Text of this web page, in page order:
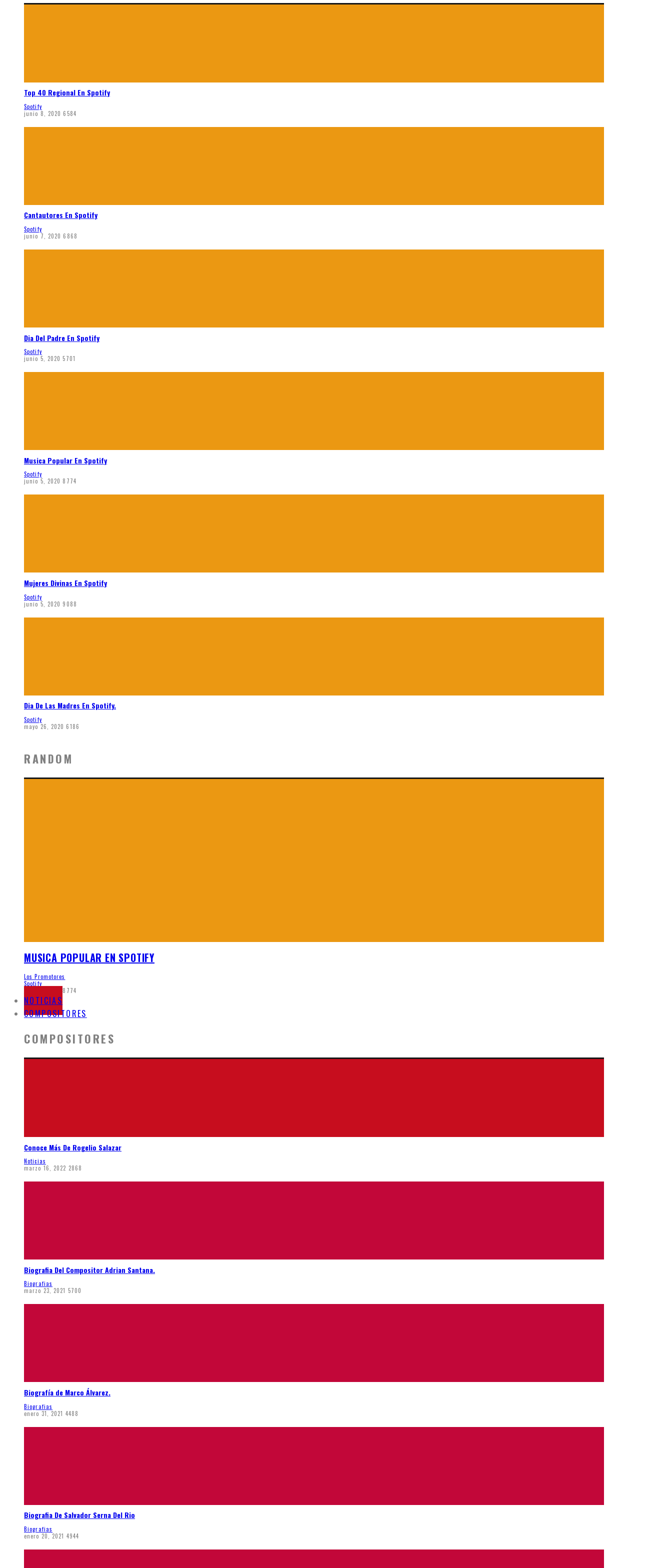
Top 40 Regional En Spotify
Spotify
junio 8, 2020 6584
Cantautores En Spotify
Spotify
junio 7, 2020 6868
Dia Del Padre En Spotify
Spotify
junio 5, 2020 5701
Musica Popular En Spotify
Spotify
junio 5, 2020 8774
Mujeres Divinas En Spotify
Spotify
junio 5, 2020 9088
Dia De Las Madres En Spotify.
Spotify
mayo 26, 2020 6186
RANDOM
MUSICA POPULAR EN SPOTIFY
Los Promotores
Spotify
8774
NOTICIAS
COMPOSITORES
COMPOSITORES
Conoce Más De Rogelio Salazar
Noticias
marzo 16, 2022 2868
Biografia Del Compositor Adrian Santana.
Biografias
marzo 23, 2021 5700
Biografía de Marco Álvarez.
Biografias
enero 31, 2021 4488
Biografia De Salvador Serna Del Rio
Biografias
enero 20, 2021 4944